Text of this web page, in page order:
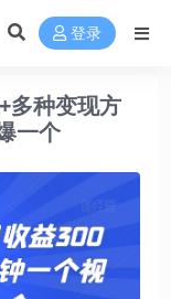
登录
多种变现方
一个